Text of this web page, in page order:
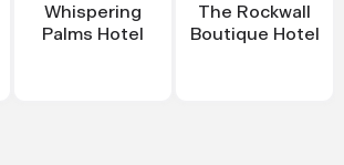
Whispering
Palms Hotel
The Rockwall
Boutique Hotel